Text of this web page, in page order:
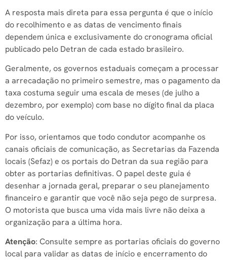
A resposta mais direta para essa pergunta é que o início
do recolhimento e as datas de vencimento finais
dependem única e exclusivamente do cronograma oficial
publicado pelo Detran de cada estado brasileiro.
Geralmente, os governos estaduais começam a processar
a arrecadação no primeiro semestre, mas o pagamento da
taxa costuma seguir uma escala de meses (de julho a
dezembro, por exemplo) com base no dígito final da placa
do veículo.
Por isso, orientamos que todo condutor acompanhe os
canais oficiais de comunicação, as Secretarias da Fazenda
locais (Sefaz) e os portais do Detran da sua região para
obter as portarias definitivas. O papel deste guia é
desenhar a jornada geral, preparar o seu planejamento
financeiro e garantir que você não seja pego de surpresa.
O motorista que busca uma vida mais livre não deixa a
organização para a última hora.
Atenção: Consulte sempre as portarias oficiais do governo
local para validar as datas de início e encerramento do